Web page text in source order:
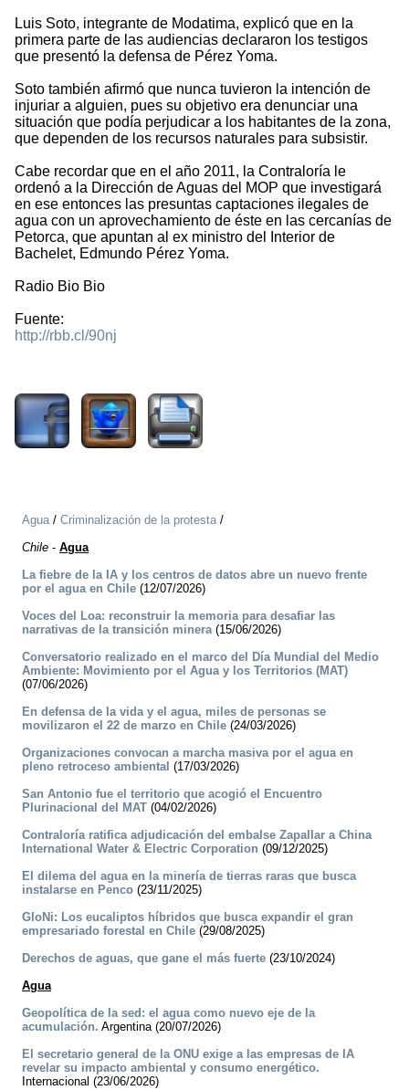
Luis Soto, integrante de Modatima, explicó que en la
primera parte de las audiencias declararon los testigos
que presentó la defensa de Pérez Yoma.
Soto también afirmó que nunca tuvieron la intención de
injuriar a alguien, pues su objetivo era denunciar una
situación que podía perjudicar a los habitantes de la zona,
que dependen de los recursos naturales para subsistir.
Cabe recordar que en el año 2011, la Contraloría le
ordenó a la Dirección de Aguas del MOP que investigará
en ese entonces las presuntas captaciones ilegales de
agua con un aprovechamiento de éste en las cercanías de
Petorca, que apuntan al ex ministro del Interior de
Bachelet, Edmundo Pérez Yoma.
Radio Bio Bio
Fuente:
http://rbb.cl/90nj
Agua/ Criminalización de la protesta/
Chile - Agua
La fiebre de la IA y los centros de datos abre un nuevo frente
por el agua en Chile (12/07/2026)
Voces del Loa: reconstruir la memoria para desafiar las
narrativas de la transición minera(15/06/2026)
Conversatorio realizado en el marco del Día Mundial del Medio
Ambiente: Movimiento por el Agua y los Territorios (MAT)
(07/06/2026)
En defensa de la vida y el agua, miles de personas se
movilizaron el 22 de marzo en Chile (24/03/2026)
Organizaciones convocan a marcha masiva por el agua en
pleno retroceso ambiental (17/03/2026)
San Antonio fue el territorio que acogió el Encuentro
Plurinacional del MAT (04/02/2026)
Contraloría ratifica adjudicación del embalse Zapallar a China
International Water & Electric Corporation (09/12/2025)
El dilema del agua en la minería de tierras raras que busca
instalarse en Penco (23/11/2025)
GloNi: Los eucaliptos híbridos que busca expandir el gran
empresariado forestal en Chile (29/08/2025)
Derechos de aguas, que gane el más fuerte (23/10/2024)
Agua
Geopolítica de la sed: el agua como nuevo eje de la
acumulación. Argentina (20/07/2026)
El secretario general de la ONU exige a las empresas de IA
revelar su impacto ambiental y consumo energético.
Internacional (23/06/2026)